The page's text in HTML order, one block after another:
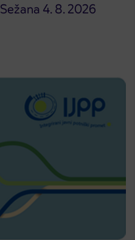
4. 8. 2026